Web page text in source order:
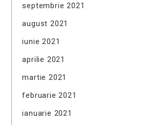
septembrie 2021
august 2021
iunie 2021
aprilie 2021
martie 2021
februarie 2021
ianuarie 2021